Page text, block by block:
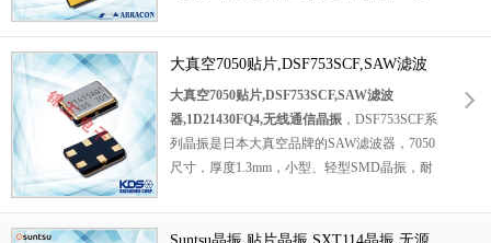
周期.宽温工作区间适配室内,户外轻型工业设
备,陶瓷基座搭配金属封盖,隔绝粉尘与水汽,避
免长期使用频点漂移.晶片谐振波形干净,减少
数字信号抖动,保障高速数据传输稳定.多用于
智能充电桩控制板,蓝牙音频模组,安防摄像主
板,便携式检测仪器.
大真空7050贴片,DSF753SCF,SAW滤波
器,1D21430FQ4,无线通信晶振
大真空7050贴片,DSF753SCF,SAW滤波
器,1D21430FQ4,无线通信晶振 ，DSF753SCF系
列晶振是日本大真空品牌的SAW滤波器，7050
尺寸，厚度1.3mm，小型、轻型SMD晶振，耐
机、小型无线通信设备等。1D21430FQ4晶体
滤波器应用：无线收发器、智能手机、无线网